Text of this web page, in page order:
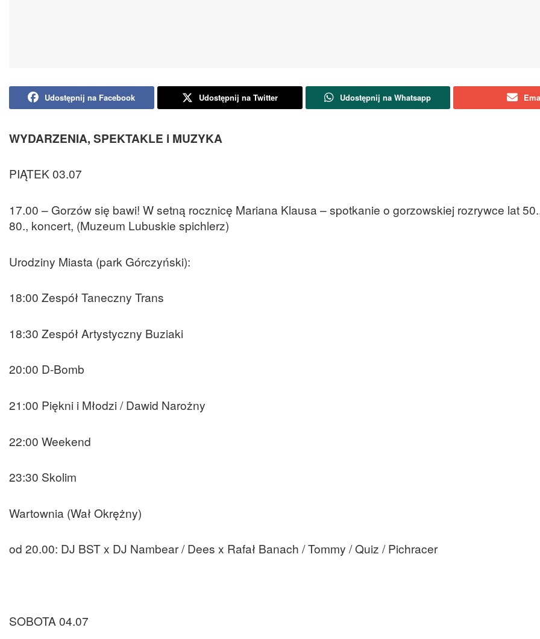
Udostępnij na Facebook Udostępnij na Twitter Udostępnij na Whatsapp
WYDARZENIA, SPEKTAKLE i MUZYKA
PIĄTEK 03.07
17.00 – Gorzów się bawi! W setną rocznicę Mariana Klausa – spotkanie o gorzowskiej rozrywce lat
80., koncert, (Muzeum Lubuskie spichlerz)
Urodziny Miasta (park Górczyński):
18:00 Zespół Taneczny Trans
18:30 Zespół Artystyczny Buziaki
20:00 D-Bomb
21:00 Piękni i Młodzi / Dawid Narożny
22:00 Weekend
23:30 Skolim
Wartownia (Wał Okrężny)
od 20.00: DJ BST x DJ Nambear / Dees x Rafał Banach / Tommy / Quiz / Pichracer
SOBOTA 04.07